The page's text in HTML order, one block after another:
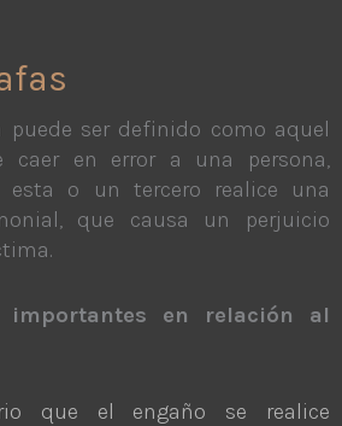
ser definido como aquel
caer en error a una persona,
esta o un tercero realice una
que causa un perjuicio
importantes en relación al
que el engaño se realice